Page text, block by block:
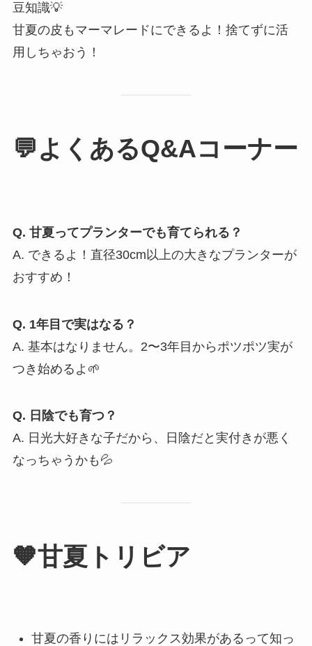
豆知識💡
甘夏の皮もマーマレードにできるよ！捨てずに活
用しちゃおう！
💬よくあるQ&Aコーナー
Q. 甘夏ってプランターでも育てられる？
A. できるよ！直径30cm以上の大きなプランターが
おすすめ！
Q. 1年目で実はなる？
A. 基本はなりません。2〜3年目からポツポツ実が
つき始めるよ🌱
Q. 日陰でも育つ？
A. 日光大好きな子だから、日陰だと実付きが悪く
なっちゃうかも💦
🧡甘夏トリビア
甘夏の香りにはリラックス効果があるって知っ